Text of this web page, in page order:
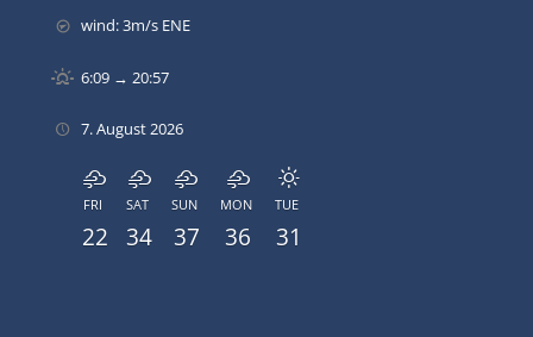
wind: 3m/s ENE
6:09 → 20:57
7. August 2026
FRI
22
SAT
34
SUN
37
MON
36
TUE
31